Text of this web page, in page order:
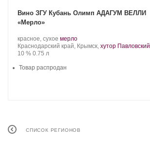
Вино ЗГУ Кубань Олимп АДАГУМ ВЕЛЛИ
«Мерло»
Производитель:
Olymp
Winery.
красное, сухое .
Сорт
мерло.
Регион:
Краснодарский край, Крымск, хутор Павловский
Крепость
10 %. Объем
0.75 л
Товар распродан
СПИСОК РЕГИОНОВ